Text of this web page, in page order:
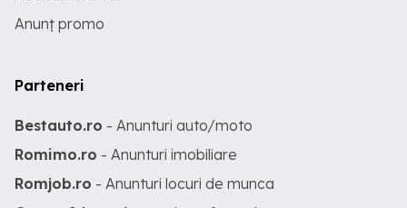
Anunț promo
Parteneri
Bestauto.ro - Anunturi auto/moto
Romimo.ro - Anunturi imobiliare
Romjob.ro - Anunturi locuri de munca